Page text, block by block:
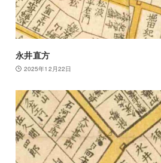
永井直方
2025年12月22日